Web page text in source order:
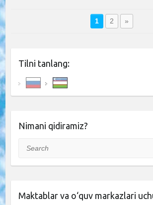
1 2 »
Tilni tanlang:
Nimani qidiramiz?
Search
Maktablar va o‘quv markazlari